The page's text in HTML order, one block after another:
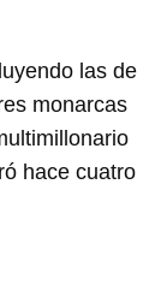
las de
monarcas
hace cuatro